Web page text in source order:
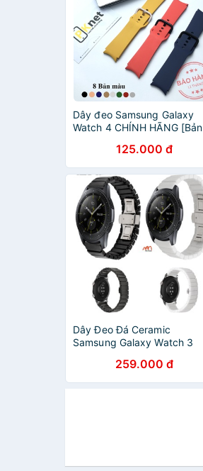
Dây đeo Samsung Galaxy
Watch 4 CHÍNH HÃNG [Bản
125.000 đ
Dây Đeo Đá Ceramic
Samsung Galaxy Watch 3
259.000 đ